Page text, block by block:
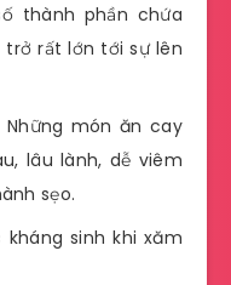
thành phần chứa
rất lớn tới sự lên
món ăn cay
lâu lành, dễ viêm
sẹo.
sinh khi xăm